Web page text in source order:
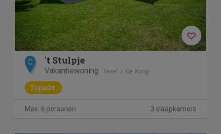
C 't Stulpje
Vakantiewoning Texel De Koog
Topadv.
Max. 6 personen 3 slaapkamers